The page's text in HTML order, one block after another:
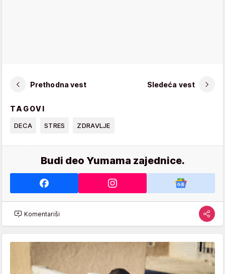
Prethodna vest Sledeća vest
TAGOVI
DECA STRES ZDRAVLJE
Budi deo Yumama zajednice.
Komentariši